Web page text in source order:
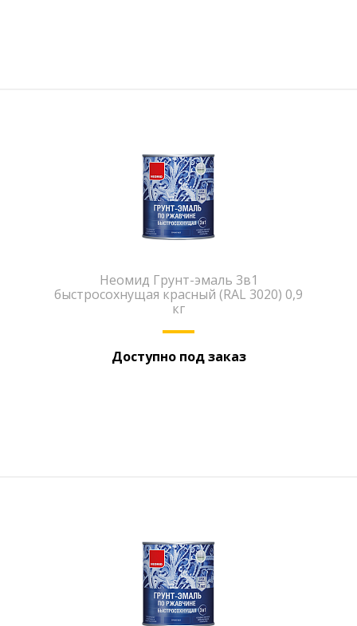
Неомид Грунт-эмаль 3в1
быстросохнущая красный (RAL 3020) 0,9
кг
Доступно под заказ